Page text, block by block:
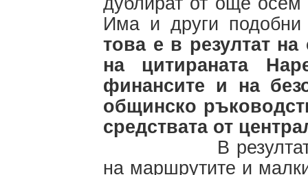
Има и други
това е в резултат
на цитираната
финансите и на
общинско
средствата от
В резултат на
на маршрутите и